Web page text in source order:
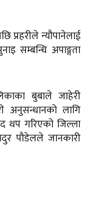
प्रहरीले न्यौपानेलाई
सम्बन्धि अपाङ्गता
बुबाले जाहेरी
अनुसन्धानको लागि
थप गरिएको जिल्ला
पौडेलले जानकारी